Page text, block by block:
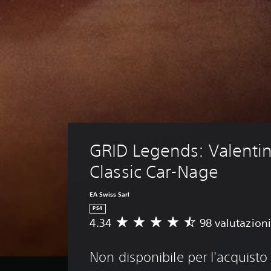
GRID Legends:
Classic Car-Nage
EA Swiss Sarl
PS4
V
u
4.34 98 valutazioni
Non disponibile per l'acquisto